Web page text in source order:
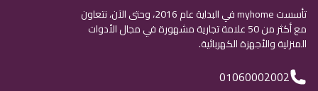
تأسست myhome في البداية عام 2016، وحتى الآن، نتعاون
مع أكثر من 50 علامة تجارية مشهورة في مجال الأدوات
المنزلية والأجهزة الكهربائية.
01060002002